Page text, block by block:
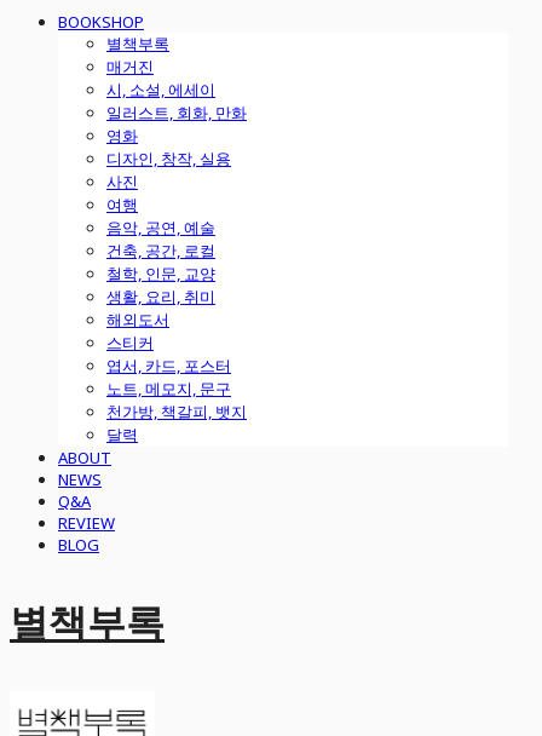
BOOKSHOP
별책부록
매거진
시, 소설, 에세이
일러스트, 회화, 만화
영화
디자인, 창작, 실용
사진
여행
음악, 공연, 예술
건축, 공간, 로컬
철학, 인문, 교양
생활, 요리, 취미
해외도서
스티커
엽서, 카드, 포스터
노트, 메모지, 문구
천가방, 책갈피, 뱃지
달력
ABOUT
NEWS
Q&A
REVIEW
BLOG
별책부록